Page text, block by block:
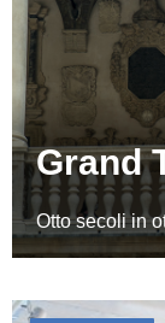
Grand
Otto secoli in